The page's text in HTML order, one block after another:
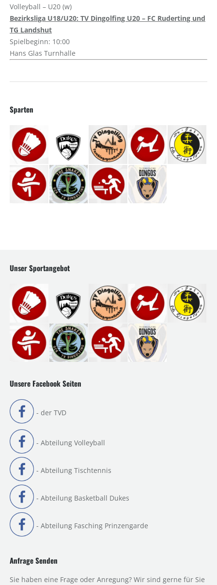
Volleyball – U20 (w)
Bezirksliga U18/U20: TV Dingolfing U20 – FC Ruderting und
TG Landshut
Spielbeginn: 10:00
Hans Glas Turnhalle
Sparten
Unser Sportangebot
Unsere Facebook Seiten
- der TVD
- Abteilung Volleyball
- Abteilung Tischtennis
- Abteilung Basketball Dukes
- Abteilung Fasching Prinzengarde
Anfrage Senden
Sie haben eine Frage oder Anregung? Wir sind gerne für Sie